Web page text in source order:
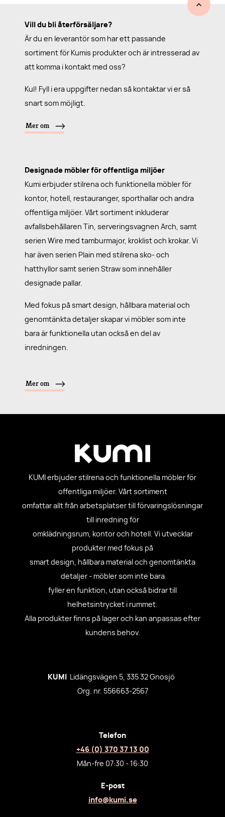
Vill du bli återförsäljare?
Är du en leverantör som har ett passande
sortiment för Kumis produkter och är intresserad av
att komma i kontakt med oss?
Kul! Fyll i era uppgifter nedan så kontaktar vi er så
snart som möjligt.
Mer om
Designade möbler för offentliga miljöer
Kumi erbjuder stilrena och funktionella möbler för
kontor, hotell, restauranger, sporthallar och andra
offentliga miljöer. Vårt sortiment inkluderar
avfallsbehållaren Tin, serveringsvagnen Arch, samt
serien Wire med tamburmajor, kroklist och krokar. Vi
har även serien Plain med stilrena sko- och
hatthyllor samt serien Straw som innehåller
designade pallar.
Med fokus på smart design, hållbara material och
genomtänkta detaljer skapar vi möbler som inte
bara är funktionella utan också en del av
inredningen.
Mer om
KUMI erbjuder stilrena och funktionella möbler för
offentliga miljöer. Vårt sortiment
omfattar allt från arbetsplatser till förvaringslösningar
till inredning för
omklädningsrum, kontor och hotell. Vi utvecklar
produkter med fokus på
smart design, hållbara material och genomtänkta
detaljer - möbler som inte bara
fyller en funktion, utan också bidrar till
helhetsintrycket i rummet.
Alla produkter finns på lager och kan anpassas efter
kundens behov.
KUMI
Lidängsvägen 5, 335 32 Gnosjö
Org. nr. 556663-2567
Telefon
+46 (0) 370 37 13 00
Mån-fre 07:30 - 16:30
E-post
info@kumi.se